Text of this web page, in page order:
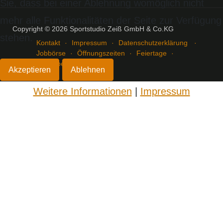
Copyright © 2026 Sportstudio Zeiß GmbH & Co.KG
Kontakt
Impressum
Datenschutzerklärung
Jobbörse
Öffnungszeiten
Feiertage
Kinderbetreuung
Akzeptieren Ablehnen
Weitere Informationen Impressum